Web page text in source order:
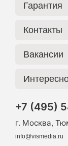
Гарантия
Контакты
Вакансии
+7 (495)
г. Москва,
info@vismedia.ru